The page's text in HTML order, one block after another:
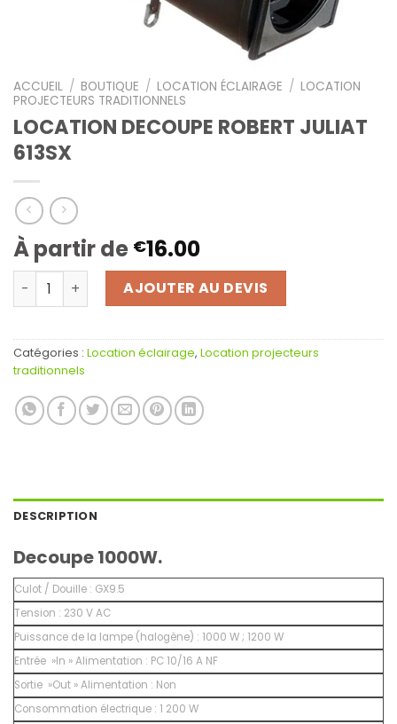
ACCUEIL / BOUTIQUE / LOCATION ÉCLAIRAGE / LOCATION
PROJECTEURS TRADITIONNELS
LOCATION DECOUPE ROBERT JULIAT
613SX
À partir de €16.00
quantité de LOCATION DECOUPE ROBERT JULIAT 613SX
AJOUTER AU DEVIS
Catégories : Location éclairage, Location projecteurs
traditionnels
DESCRIPTION
Decoupe 1000W.
Culot / Douille : GX9.5
Tension : 230 V AC
Puissance de la lampe (halogène) : 1000 W ; 1200 W
Entrée »In » Alimentation : PC 10/16 A NF
Sortie »Out » Alimentation : Non
Consommation électrique : 1 200 W